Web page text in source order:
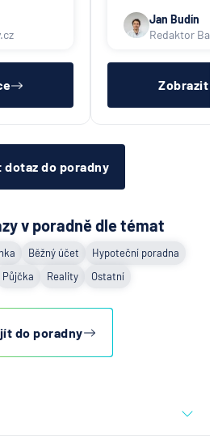
Jan Budín
Redaktor
Zobrazit
dotaz do poradny
v poradně dle témat
Běžný účet
Hypoteční poradna
Půjčka Reality Ostatní
do poradny